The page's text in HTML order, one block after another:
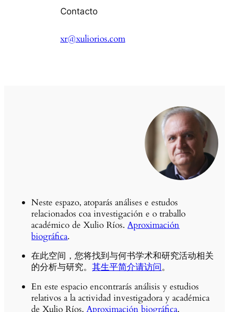
Contacto
xr@xuliorios.com
Neste espazo, atoparás análises e estudos
relacionados coa investigación e o traballo
académico de Xulio Ríos.Aproximación
biográfica.
在此空间，您将找到与何书学术和研究活动相关
的分析与研究。其生平简介请访问。
En este espacio encontrarás análisis y estudios
relativos a la actividad investigadora y académica
de Xulio Ríos.Aproximación biográfica.